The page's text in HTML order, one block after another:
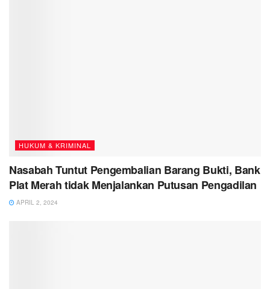
HUKUM & KRIMINAL
Nasabah Tuntut Pengembalian Barang Bukti, Bank
Plat Merah tidak Menjalankan Putusan Pengadilan
APRIL 2, 2024